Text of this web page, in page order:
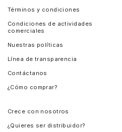
Términos y condiciones
Condiciones de actividades
comerciales
Nuestras políticas
Línea de transparencia
Contáctanos
¿Cómo comprar?
Crece con nosotros
¿Quieres ser distribuidor?